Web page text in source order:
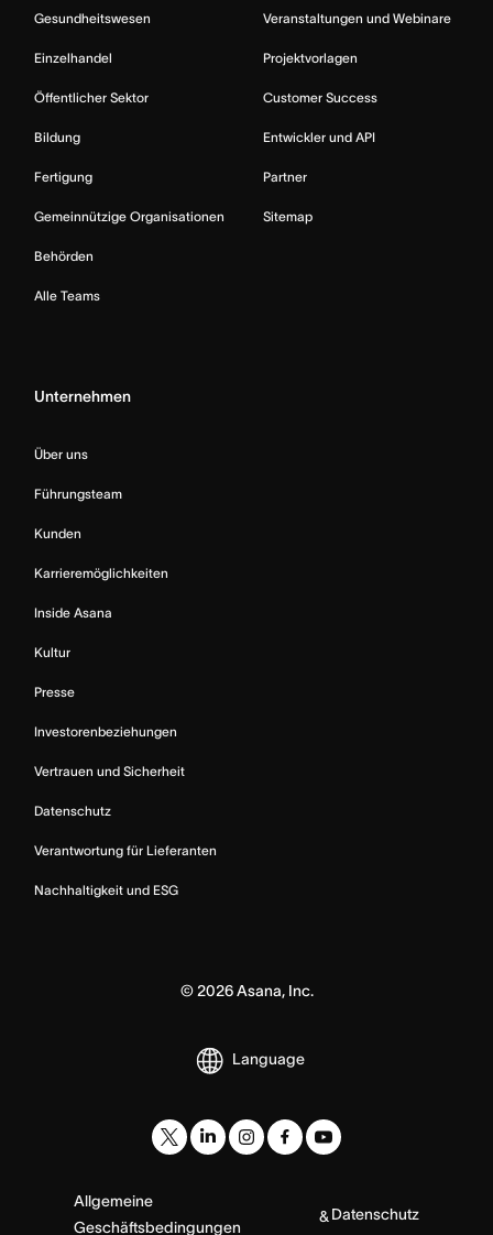
Gesundheitswesen
Einzelhandel
Öffentlicher Sektor
Bildung
Fertigung
Gemeinnützige Organisationen
Behörden
Alle Teams
Veranstaltungen und Webinare
Projektvorlagen
Customer Success
Entwickler und API
Partner
Sitemap
Unternehmen
Über uns
Führungsteam
Kunden
Karrieremöglichkeiten
Inside Asana
Kultur
Presse
Investorenbeziehungen
Vertrauen und Sicherheit
Datenschutz
Verantwortung für Lieferanten
Nachhaltigkeit und ESG
© 2026Asana, Inc.
Language
Allgemeine
Geschäftsbedingungen
& Datenschutz